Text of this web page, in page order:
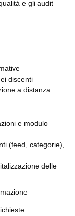
e gli audit
discenti
a distanza
e modulo
(feed, categorie),
delle